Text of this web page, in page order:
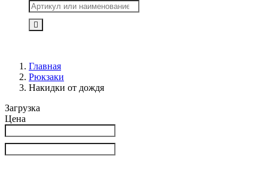
Главная
Рюкзаки
Накидки от дождя
Загрузка
Цена